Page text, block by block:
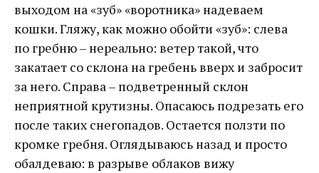
выходом на «зуб» «воротника» надеваем
кошки. Гляжу, как можно обойти «зуб»: слева
по гребню – нереально: ветер такой, что
закатает со склона на гребень вверх и забросит
за него. Справа – подветренный склон
неприятной крутизны. Опасаюсь подрезать его
после таких снегопадов. Остается ползти по
кромке гребня. Оглядываюсь назад и просто
обалдеваю: в разрыве облаков вижу